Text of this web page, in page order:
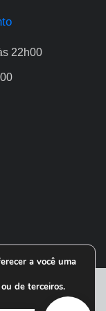
22h00
reservados.
a você uma
de terceiros.